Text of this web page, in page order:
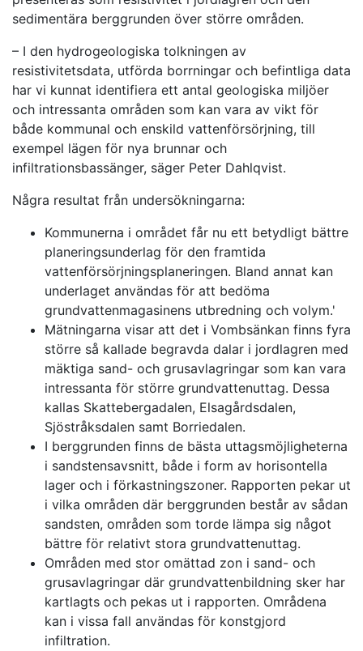
sedimentära berggrunden över större områden.
– I den hydrogeologiska tolkningen av
resistivitetsdata, utförda borrningar och befintliga data
har vi kunnat identifiera ett antal geologiska miljöer
och intressanta områden som kan vara av vikt för
både kommunal och enskild vattenförsörjning, till
exempel lägen för nya brunnar och
infiltrationsbassänger, säger Peter Dahlqvist.
Några resultat från undersökningarna:
Kommunerna i området får nu ett betydligt bättre
planeringsunderlag för den framtida
vattenförsörjningsplaneringen. Bland annat kan
underlaget användas för att bedöma
grundvattenmagasinens utbredning och volym.'
Mätningarna visar att det i Vombsänkan finns fyra
större så kallade begravda dalar i jordlagren med
mäktiga sand- och grusavlagringar som kan vara
intressanta för större grundvattenuttag. Dessa
kallas Skattebergadalen, Elsagårdsdalen,
Sjöstråksdalen samt Borriedalen.
I berggrunden finns de bästa uttagsmöjligheterna
i sandstensavsnitt, både i form av horisontella
lager och i förkastningszoner. Rapporten pekar ut
i vilka områden där berggrunden består av sådan
sandsten, områden som torde lämpa sig något
bättre för relativt stora grundvattenuttag.
Områden med stor omättad zon i sand- och
grusavlagringar där grundvattenbildning sker har
kartlagts och pekas ut i rapporten. Områdena
kan i vissa fall användas för konstgjord
infiltration.